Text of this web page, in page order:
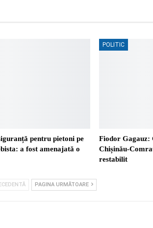
pentru pietoni pe
a fost amenajată o
POLITIC
Fiodor Gagauz:
Chișinău-
restabilit
PAGINA URMĂTOARE